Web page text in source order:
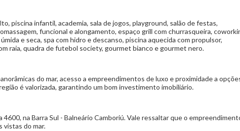
descanso Piscina aquecida com propulsor
Massagem
raia Quadra de futebol society
Gourmet bianco
piscina infantil, academia, sala de jogos, playground, salão de festas,
funcional e alongamento, espaço grill com churrasqueira,
e seca, spa com hidro e descanso, piscina aquecida com propulsor,
raia, quadra de futebol society, gourmet bianco e gourmet nero.
do mar, acesso a empreendimentos de luxo e proximidade a
é valorizada, garantindo um bom investimento imobiliário.
na Barra Sul - Balneário Camboriú. Vale ressaltar que o
vistas do mar.